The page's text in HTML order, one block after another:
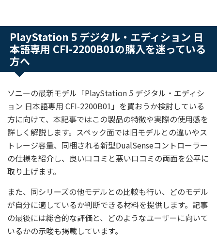
PlayStation 5 デジタル・エディション 日
本語専用 CFI-2200B01の購入を迷っている
方へ
ソニーの最新モデル「PlayStation 5 デジタル・エディシ
ョン 日本語専用 CFI-2200B01」を買おうか検討している
方に向けて、本記事ではこの製品の特徴や実際の使用感を
詳しく解説します。スペック面では旧モデルとの違いやス
トレージ容量、同梱される新型DualSenseコントローラー
の仕様を紹介し、良い口コミと悪い口コミの両面を公平に
取り上げます。
また、同シリーズの他モデルとの比較も行い、どのモデル
が自分に適しているか判断できる材料を提供します。記事
の最後には総合的な評価と、どのようなユーザーに向いて
いるかの示唆も掲載しています。